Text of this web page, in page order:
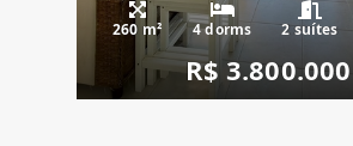
260 m² 4 dorms 2 suítes
R$ 3.800.000